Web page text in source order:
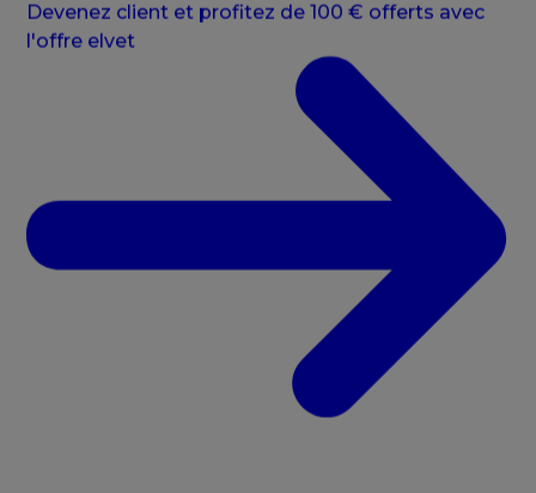
Devenez client et profitez de 100 € offerts avec
l'offre elvet